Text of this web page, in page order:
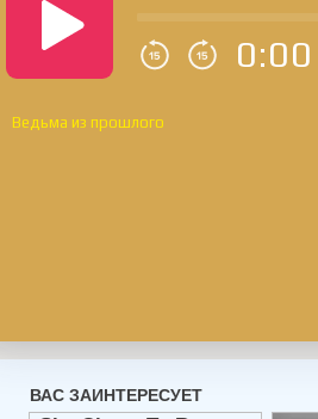
0:00
Ведьма из прошлого